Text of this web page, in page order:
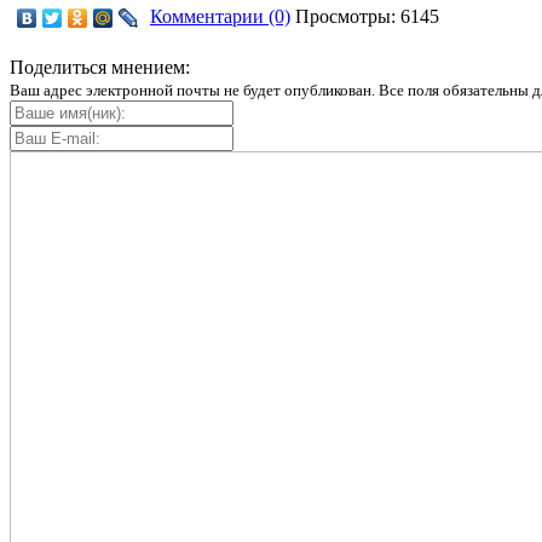
Комментарии (0) Просмотры: 6145
Поделиться мнением:
Ваш адрес электронной почты не будет опубликован. Все поля обязательны